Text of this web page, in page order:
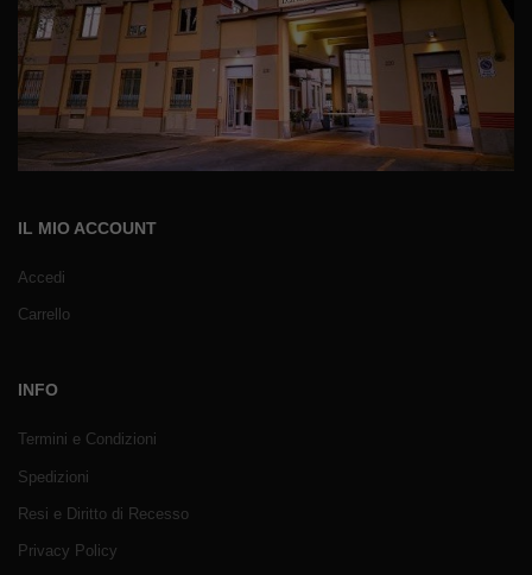
IL MIO ACCOUNT
Accedi
Carrello
INFO
Termini e Condizioni
Spedizioni
Resi e Diritto di Recesso
Privacy Policy